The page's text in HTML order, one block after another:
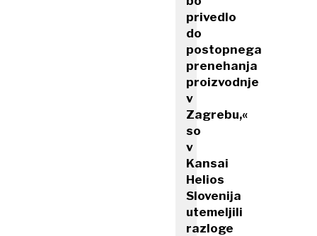
privedlo
do
postopnega
prenehanja
proizvodnje
v
Zagrebu,«
so
v
Kansai
Helios
Slovenija
utemeljili
razloge